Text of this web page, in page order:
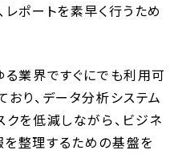
ポートを素早く行うため
る業界ですぐにでも利用可
り、データ分析システム
を低減しながら、ビジネ
整理するための基盤を